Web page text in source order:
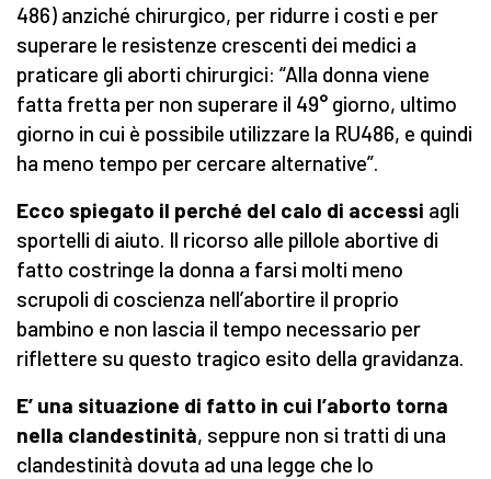
486) anziché chirurgico, per ridurre i costi e per
superare le resistenze crescenti dei medici a
praticare gli aborti chirurgici: “Alla donna viene
fatta fretta per non superare il 49° giorno, ultimo
giorno in cui è possibile utilizzare la RU486, e quindi
ha meno tempo per cercare alternative”.
Ecco spiegato il perché del calo di accessi agli
sportelli di aiuto. Il ricorso alle pillole abortive di
fatto costringe la donna a farsi molti meno
scrupoli di coscienza nell’abortire il proprio
bambino e non lascia il tempo necessario per
riflettere su questo tragico esito della gravidanza.
E’ una situazione di fatto in cui l’aborto torna
nella clandestinità, seppure non si tratti di una
clandestinità dovuta ad una legge che lo